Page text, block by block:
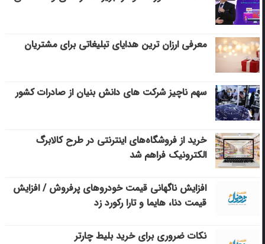
معرفی ارزان ترین هدایای تبلیغاتی برای مشتریان
سهم ناچیز شرکت های دانش بنیان از صادرات کشور
خرید از فروشگاه‌های اینترنتی در طرح کالابرگ
الکترونیک فراهم شد
افزایش ناگهانی قیمت خودروهای پرفروش / افزایش
قیمت دنا، هایما و تارا رکورد زد
نکات ضروری برای خرید بلیط چارتر